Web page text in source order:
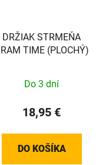
DRŽIAK STRMEŇA
TIME (PLOCHÝ)
Do 3 dní
18,95 €
DO KOŠÍKA